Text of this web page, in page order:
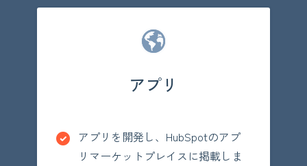
アプリ
アプリを開発し、HubSpotのアプ
リマーケットプレイスに掲載しま